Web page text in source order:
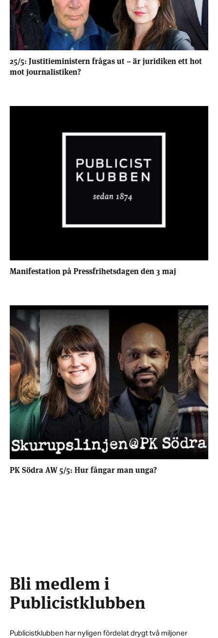
25/5: Justitieministern frågas ut – är juridiken ett hot
mot journalistiken?
Manifestation på Pressfrihetsdagen den 3 maj
PK Södra AW 5/5: Hur fångar man unga?
Bli medlem i
Publicistklubben
Publicistklubben har nyligen fördelat drygt två miljoner